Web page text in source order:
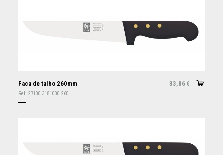
Faca de talho 260mm 33,86 €
Ref: 27100.3181000.260